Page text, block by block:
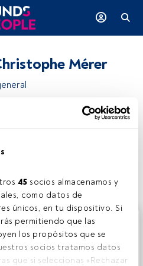
45 socios almacenamos y
como datos de
únicos, en tu dispositivo. Si
permitiendo que las
los propósitos que se
socios tratamos datos
que si seleccionas «Rechazar
Mérer
para los usuarios registrados
registrado, accede desde el
cuenta, te invitamos a
el universo que ofrece